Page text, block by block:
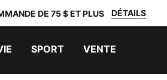
DE 75 $ ET PLUS DÉTAILS
SPORT VENTE